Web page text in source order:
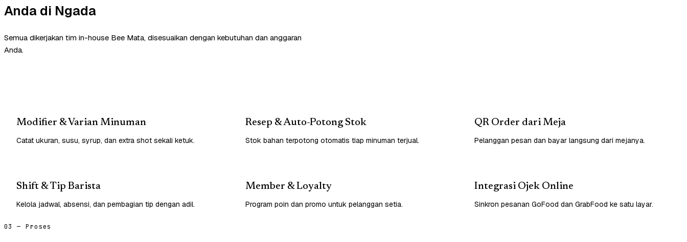
Anda di Ngada
Semua dikerjakan tim in-house Bee Mata, disesuaikan dengan kebutuhan dan anggaran
Anda.
Modifier & Varian Minuman
Catat ukuran, susu, syrup, dan extra shot sekali ketuk.
Resep & Auto-Potong Stok
Stok bahan terpotong otomatis tiap minuman terjual.
QR Order dari Meja
Pelanggan pesan dan bayar langsung dari mejanya.
Shift & Tip Barista
Kelola jadwal, absensi, dan pembagian tip dengan adil.
Member & Loyalty
Program poin dan promo untuk pelanggan setia.
Integrasi Ojek Online
Sinkron pesanan GoFood dan GrabFood ke satu layar.
03 — Proses